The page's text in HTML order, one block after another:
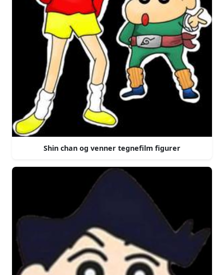
Shin chan og venner tegnefilm figurer